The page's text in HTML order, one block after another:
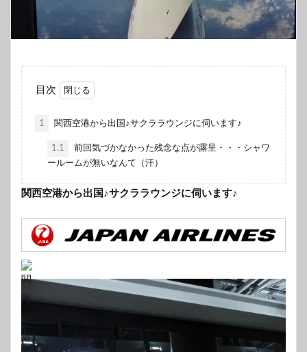
目次
1 関西空港から出国♪サクララウンジに伺います♪
1.1
前回気づかなかった残念な点が露呈・・・シャワ
ールームが無いなんて（汗）
関西空港から出国♪サクララウンジに伺います♪